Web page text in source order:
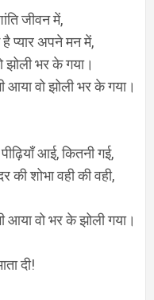
जीवन में,
है प्यार अपने मन में,
झोलीभर के गया।
आया वोझोलीभर के गया।
आई, कितनी गई,
की शोभा वही की वही,
आया वो भर के झोली गया।
दी!